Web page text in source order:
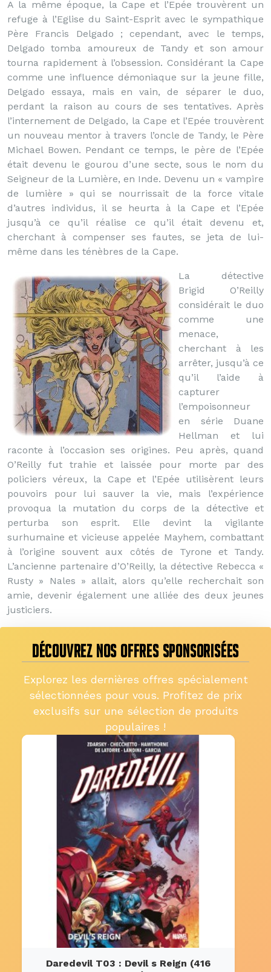
A la même époque, la Cape et l’Epée trouvèrent un
refuge à l’Eglise du Saint-Esprit avec le sympathique
Père Francis Delgado ; cependant, avec le temps,
Delgado tomba amoureux de Tandy et son amour
tourna rapidement à l’obsession. Considérant la Cape
comme une influence démoniaque sur la jeune fille,
Delgado essaya, mais en vain, de séparer le duo,
perdant la raison au cours de ses tentatives. Après
l’internement de Delgado, la Cape et l’Epée trouvèrent
un nouveau mentor à travers l’oncle de Tandy, le Père
Michael Bowen. Pendant ce temps, le père de l’Epée
était devenu le gourou d’une secte, sous le nom du
Seigneur de la Lumière, en Inde. Devenu un « vampire
de lumière » qui se nourrissait de la force vitale
d’autres individus, il se heurta à la Cape et l’Epée
jusqu’à ce qu’il réalise ce qu’il était devenu et,
cherchant à compenser ses fautes, se jeta de lui-
même dans les ténèbres de la Cape.
La détective
Brigid O’Reilly
considérait le duo
comme une
menace,
cherchant à les
arrêter, jusqu’à ce
qu’il l’aide à
capturer
l’empoisonneur
en série Duane
Hellman et lui
raconte à l’occasion ses origines. Peu après, quand
O’Reilly fut trahie et laissée pour morte par des
policiers véreux, la Cape et l’Epée utilisèrent leurs
pouvoirs pour lui sauver la vie, mais l’expérience
provoqua la mutation du corps de la détective et
perturba son esprit. Elle devint la vigilante
surhumaine et vicieuse appelée Mayhem, combattant
à l’origine souvent aux côtés de Tyrone et Tandy.
L’ancienne partenaire d’O’Reilly, la détective Rebecca «
Rusty » Nales » allait, alors qu’elle recherchait son
amie, devenir également une alliée des deux jeunes
justiciers.
DÉCOUVREZ NOS OFFRES SPONSORISÉES
Explorez les dernières offres spécialement
sélectionnées pour vous. Profitez de prix
exclusifs sur une sélection de produits
populaires !
Daredevil T03 : Devil s Reign (416